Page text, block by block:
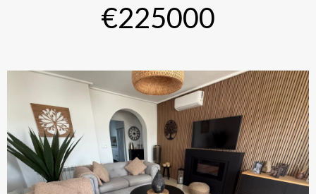
€225000